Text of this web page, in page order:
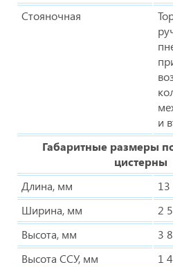
Стояночная
и
Габаритные размеры
цистерны
Длина, мм
13
Ширина, мм
2
Высота, мм
3
Высота ССУ, мм
1